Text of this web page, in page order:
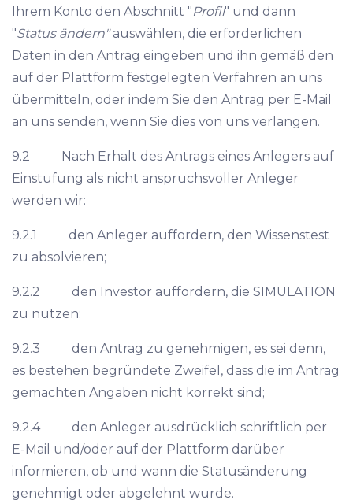
Ihrem Konto den Abschnitt "Profil" und dann
"Status ändern"auswählen, die erforderlichen
Daten in den Antrag eingeben und ihn gemäß den
auf der Plattform festgelegten Verfahren an uns
übermitteln, oder indem Sie den Antrag per E-Mail
an uns senden, wenn Sie dies von uns verlangen.
9.2 Nach Erhalt des Antrags eines Anlegers auf
Einstufung als nicht anspruchsvoller Anleger
werden wir:
9.2.1 den Anleger auffordern, den Wissenstest
zu absolvieren;
9.2.2 den Investor auffordern, die SIMULATION
zu nutzen;
9.2.3 den Antrag zu genehmigen, es sei denn,
es bestehen begründete Zweifel, dass die im Antrag
gemachten Angaben nicht korrekt sind;
9.2.4 den Anleger ausdrücklich schriftlich per
E-Mail und/oder auf der Plattform darüber
informieren, ob und wann die Statusänderung
genehmigt oder abgelehnt wurde.